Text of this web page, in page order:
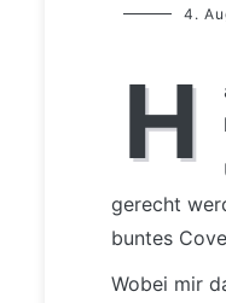
Yvonne
4.
H
gerecht
buntes
Wobei mir